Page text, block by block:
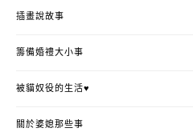
插畫說故事
籌備婚禮大小事
被貓奴役的生活♥
關於婆媳那些事